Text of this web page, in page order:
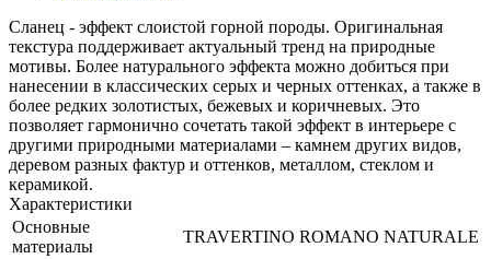
Сланец - эффект слоистой горной породы. Оригинальная
текстура поддерживает актуальный тренд на природные
мотивы. Более натурального эффекта можно добиться при
нанесении в классических серых и черных оттенках, а также в
более редких золотистых, бежевых и коричневых. Это
позволяет гармонично сочетать такой эффект в интерьере с
другими природными материалами – камнем других видов,
деревом разных фактур и оттенков, металлом, стеклом и
керамикой.
Характеристики
Основные
материалы
TRAVERTINO ROMANO NATURALE